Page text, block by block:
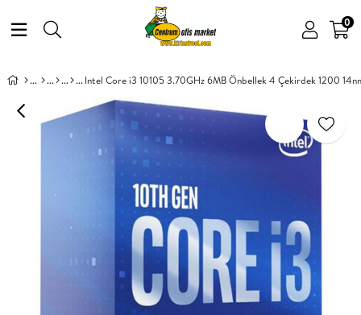
0
Intel Core i3 10105 3.70GHz 6MB Önbellek 4 Çekirdek 1200